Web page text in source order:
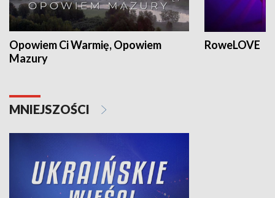
Opowiem Ci Warmię, Opowiem
Mazury
RoweLOVE
MNIEJSZOŚCI